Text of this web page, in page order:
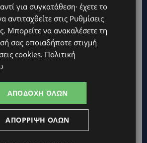
#summer2026: Ένα μοναδικό ταξίδι
ενέργεια και χαμόγελα σε όλη την
Χιλιάδες στην Κύπρο, καθεμία
η δωρεά των 12.500 ευρώ που του
για συγκατάθεση· έχετε το
αντιταχθείτε στις Ρυθμίσεις
. Μπορείτε να ανακαλέσετε τη
σας οποιαδήποτε στιγμή
cookies. Πολιτική
ΑΠΟΔΟΧΉ ΌΛΩΝ
ΑΠΌΡΡΙΨΗ ΌΛΩΝ